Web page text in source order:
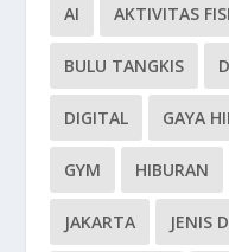
AI AKTIVITAS
BULU TANGKIS
DIGITAL GAYA
GYM HIBURAN
JAKARTA JENIS